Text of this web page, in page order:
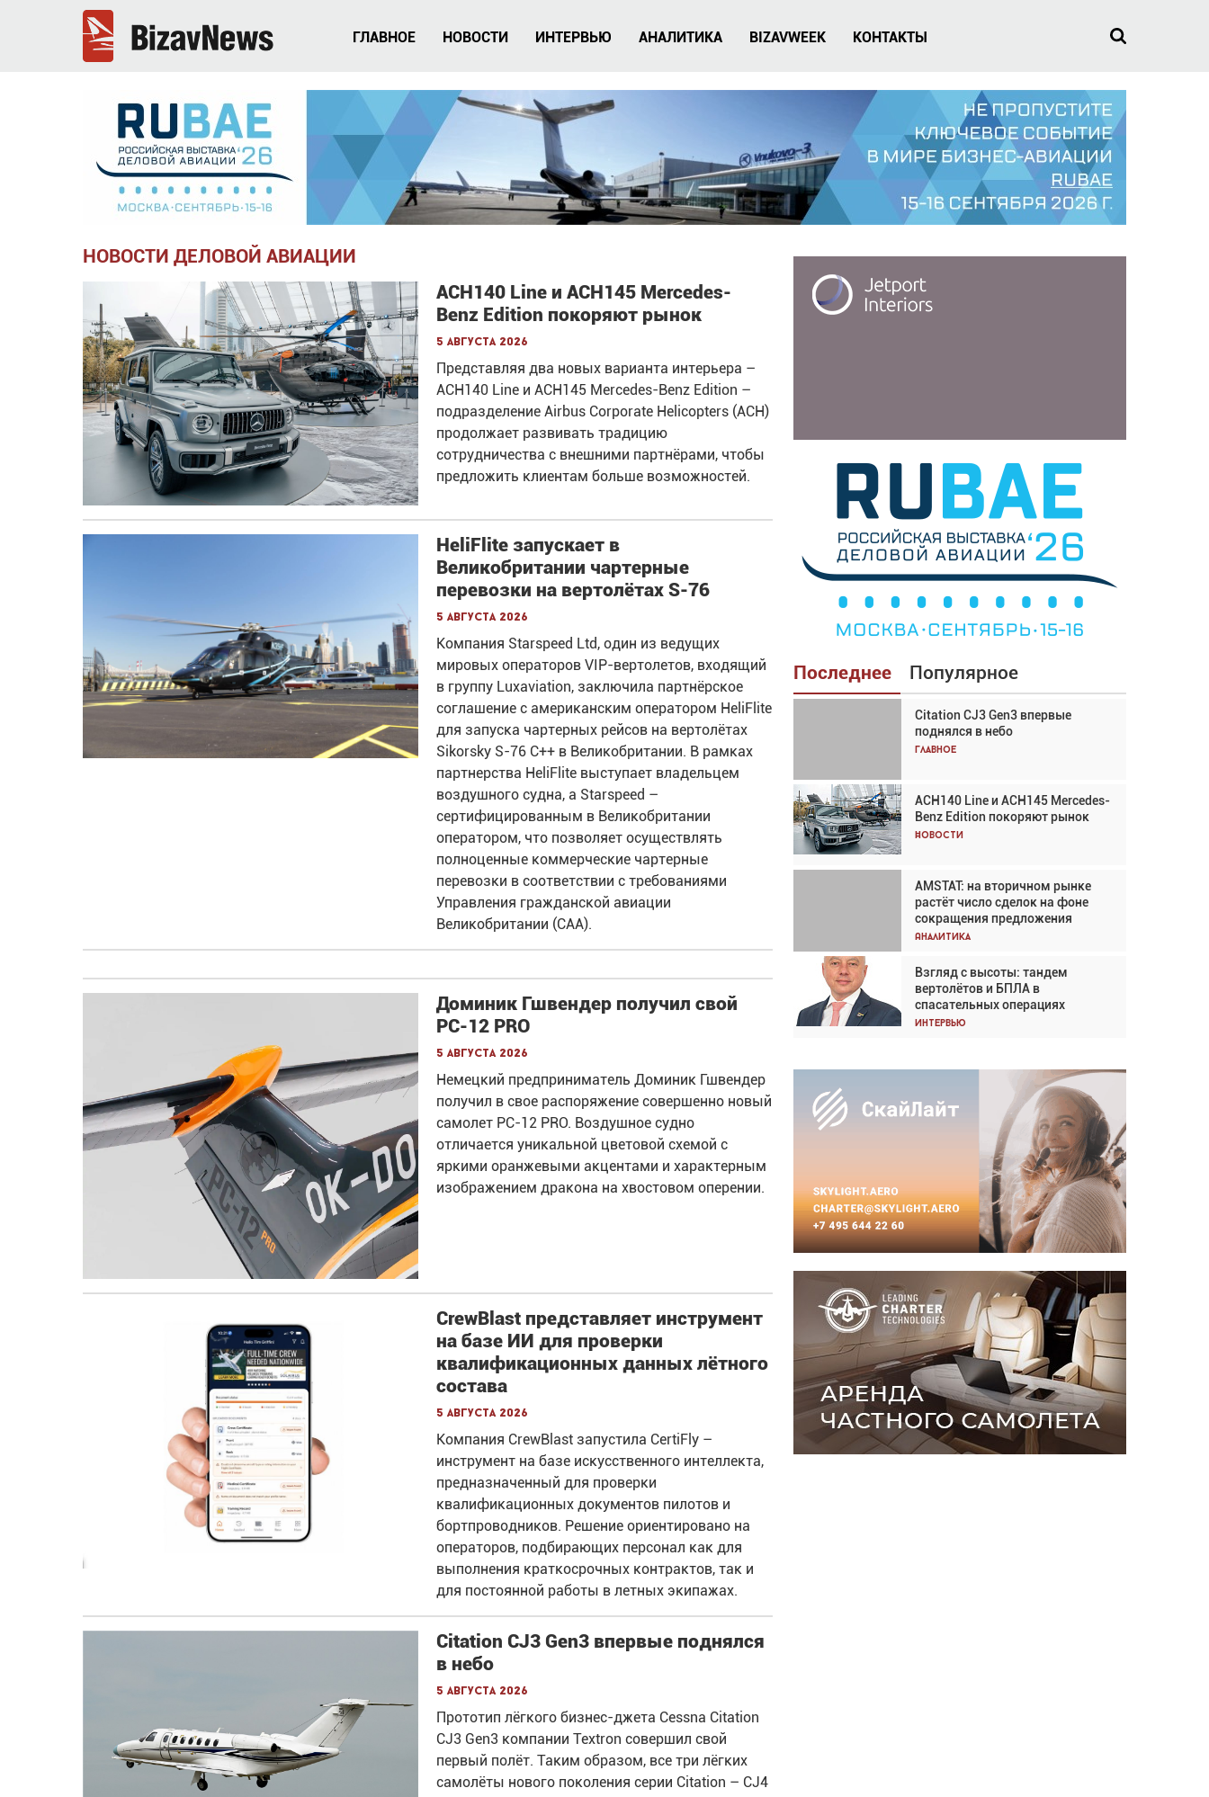
ГЛАВНОЕ НОВОСТИ ИНТЕРВЬЮ АНАЛИТИКА BIZAVWEEK КОНТАКТЫ
НОВОСТИ ДЕЛОВОЙ АВИАЦИИ
ACH140 Line и ACH145 Mercedes-
Benz Edition покоряют рынок
5 августа 2026
Представляя два новых варианта интерьера –
ACH140 Line и ACH145 Mercedes-Benz Edition –
подразделение Airbus Corporate Helicopters (ACH)
продолжает развивать традицию
сотрудничества с внешними партнёрами, чтобы
предложить клиентам больше возможностей.
HeliFlite запускает в
Великобритании чартерные
перевозки на вертолётах S-76
5 августа 2026
Компания Starspeed Ltd, один из ведущих
мировых операторов VIP-вертолетов, входящий
в группу Luxaviation, заключила партнёрское
соглашение с американским оператором HeliFlite
для запуска чартерных рейсов на вертолётах
Sikorsky S-76 C++ в Великобритании. В рамках
партнерства HeliFlite выступает владельцем
воздушного судна, а Starspeed –
сертифицированным в Великобритании
оператором, что позволяет осуществлять
полноценные коммерческие чартерные
перевозки в соответствии с требованиями
Управления гражданской авиации
Великобритании (CAA).
Доминик Гшвендер получил свой
PC-12 PRO
5 августа 2026
Немецкий предприниматель Доминик Гшвендер
получил в свое распоряжение совершенно новый
самолет PC-12 PRO. Воздушное судно
отличается уникальной цветовой схемой с
яркими оранжевыми акцентами и характерным
изображением дракона на хвостовом оперении.
CrewBlast представляет инструмент
на базе ИИ для проверки
квалификационных данных лётного
состава
5 августа 2026
Компания CrewBlast запустила CertiFly –
инструмент на базе искусственного интеллекта,
предназначенный для проверки
квалификационных документов пилотов и
бортпроводников. Решение ориентировано на
операторов, подбирающих персонал как для
выполнения краткосрочных контрактов, так и
для постоянной работы в летных экипажах.
Citation CJ3 Gen3 впервые поднялся
в небо
5 августа 2026
Прототип лёгкого бизнес-джета Cessna Citation
CJ3 Gen3 компании Textron совершил свой
первый полёт. Таким образом, все три лёгких
самолёты нового поколения серии Citation – CJ4
Последнее Популярное
Citation CJ3 Gen3 впервые
поднялся в небо
Главное
ACH140 Line и ACH145 Mercedes-
Benz Edition покоряют рынок
Новости
AMSTAT: на вторичном рынке
растёт число сделок на фоне
сокращения предложения
Аналитика
Взгляд с высоты: тандем
вертолётов и БПЛА в
спасательных операциях
Интервью
Взгляд с высоты: тандем
вертолётов и БПЛА в
спасательных операциях
Авиационный фотограф Дэйв
Кох: «Фотография говорит сама
за себя... а ИИ всё портит»
В городах чемпионата мира
наблюдался подъём, хотя
общий трафик снизился
Аналитика
Частный самолёт – это актив.
Подходите к покупке
соответствующим образом
Интервью